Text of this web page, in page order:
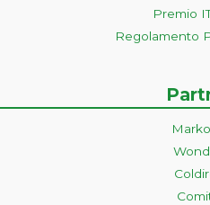
Premio
Regolamento